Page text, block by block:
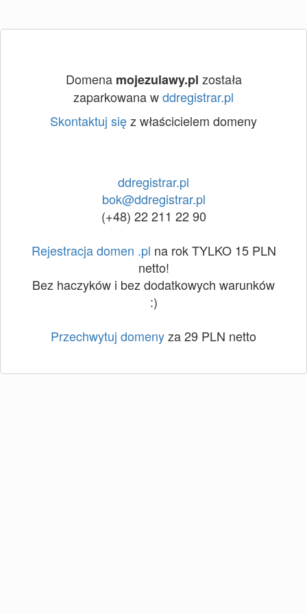
Domena mojezulawy.pl została
zaparkowana wddregistrar.pl
Skontaktuj sięz właścicielem domeny
ddregistrar.pl
bok@ddregistrar.pl
(+48) 22 211 22 90
Rejestracja domen .pl na rok TYLKO 15 PLN
netto!
Bez haczyków i bez dodatkowych warunków
:)
Przechwytuj domenyza 29 PLN netto